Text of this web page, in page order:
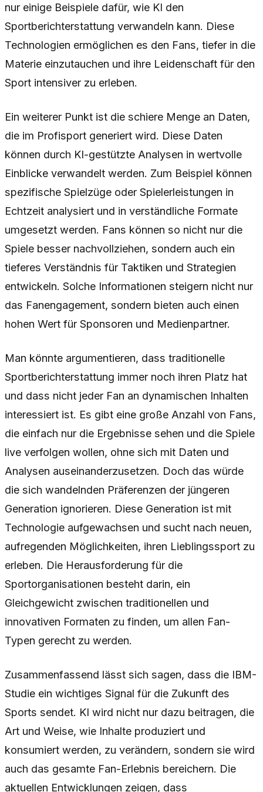
nur einige Beispiele dafür, wie KI den
Sportberichterstattung verwandeln kann. Diese
Technologien ermöglichen es den Fans, tiefer in die
Materie einzutauchen und ihre Leidenschaft für den
Sport intensiver zu erleben.
Ein weiterer Punkt ist die schiere Menge an Daten,
die im Profisport generiert wird. Diese Daten
können durch KI-gestützte Analysen in wertvolle
Einblicke verwandelt werden. Zum Beispiel können
spezifische Spielzüge oder Spielerleistungen in
Echtzeit analysiert und in verständliche Formate
umgesetzt werden. Fans können so nicht nur die
Spiele besser nachvollziehen, sondern auch ein
tieferes Verständnis für Taktiken und Strategien
entwickeln. Solche Informationen steigern nicht nur
das Fanengagement, sondern bieten auch einen
hohen Wert für Sponsoren und Medienpartner.
Man könnte argumentieren, dass traditionelle
Sportberichterstattung immer noch ihren Platz hat
und dass nicht jeder Fan an dynamischen Inhalten
interessiert ist. Es gibt eine große Anzahl von Fans,
die einfach nur die Ergebnisse sehen und die Spiele
live verfolgen wollen, ohne sich mit Daten und
Analysen auseinanderzusetzen. Doch das würde
die sich wandelnden Präferenzen der jüngeren
Generation ignorieren. Diese Generation ist mit
Technologie aufgewachsen und sucht nach neuen,
aufregenden Möglichkeiten, ihren Lieblingssport zu
erleben. Die Herausforderung für die
Sportorganisationen besteht darin, ein
Gleichgewicht zwischen traditionellen und
innovativen Formaten zu finden, um allen Fan-
Typen gerecht zu werden.
Zusammenfassend lässt sich sagen, dass die IBM-
Studie ein wichtiges Signal für die Zukunft des
Sports sendet. KI wird nicht nur dazu beitragen, die
Art und Weise, wie Inhalte produziert und
konsumiert werden, zu verändern, sondern sie wird
auch das gesamte Fan-Erlebnis bereichern. Die
aktuellen Entwicklungen zeigen, dass